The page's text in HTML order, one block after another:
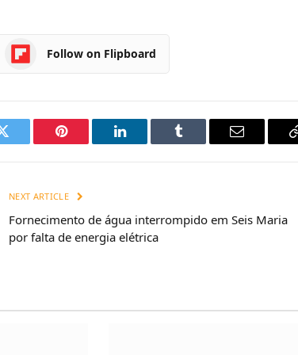
Follow on Flipboard
Twitter Pinterest LinkedIn Tumblr Email
NEXT ARTICLE
Fornecimento de água interrompido em Seis Maria
por falta de energia elétrica